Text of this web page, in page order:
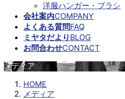
洋服ハンガー・ブラシ
会社案内COMPANY
よくある質問FAQ
ミヤタだより BLOG
お問合わせCONTACT
メディア
HOME
メディア